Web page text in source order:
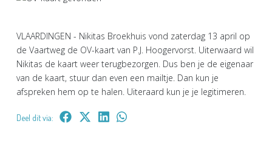
VLAARDINGEN - Nikitas Broekhuis vond zaterdag 13 april op
de Vaartweg de OV-kaart van P.J. Hoogervorst. Uiterwaard wil
Nikitas de kaart weer terugbezorgen. Dus ben je de eigenaar
van de kaart, stuur dan even een mailtje. Dan kun je
afspreken hem op te halen. Uiteraard kun je je legitimeren.
Deel dit via: